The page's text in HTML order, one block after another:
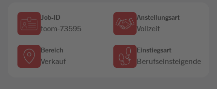
Job-ID
toom-73595
Anstellungsart
Vollzeit
Bereich
Verkauf
Einstiegsart
Berufseinsteigende